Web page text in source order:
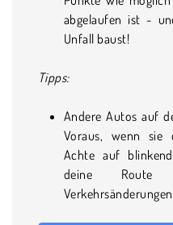
abgelaufen ist -
Unfall baust!
Tipps:
Andere Autos auf
Voraus, wenn sie
Achte auf
deine